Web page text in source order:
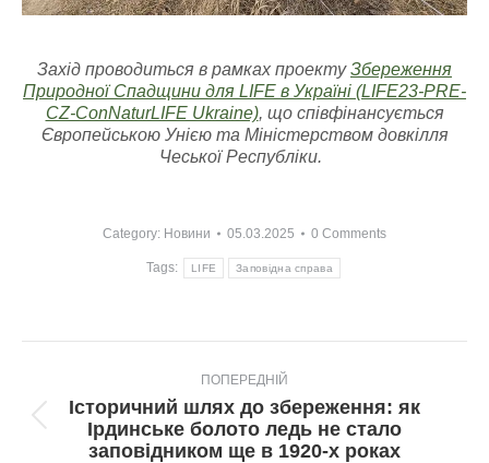
Захід проводиться в рамках проектуЗбереження
Природної Спадщини для LIFE в Україні (LIFE23-PRE-
CZ-ConNaturLIFE Ukraine), що співфінансується
Європейською Унією та Міністерством довкілля
Чеської Республіки.
Category: Новини 05.03.2025 0 Comments
Tags: LIFE Заповідна справа
ПОПЕРЕДНІЙ
Попередній
пост:
Історичний шлях до збереження: як
Ірдинське болото ледь не стало
заповідником ще в 1920-х роках